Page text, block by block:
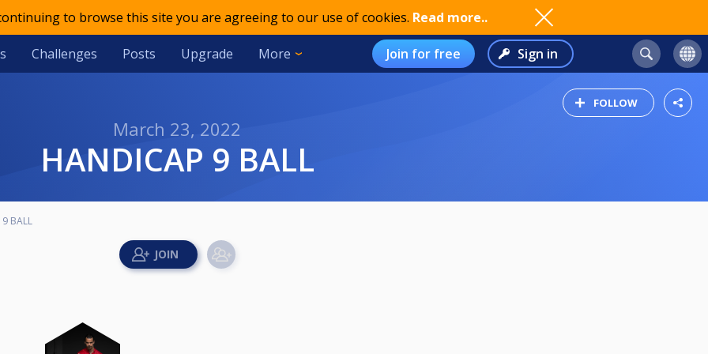
to browse this site you are agreeing to our use of cookies. Read more..
Challenges Posts Upgrade More Join for free Sign in
FOLLOW
March 23, 2022
HANDICAP 9 BALL
BALL